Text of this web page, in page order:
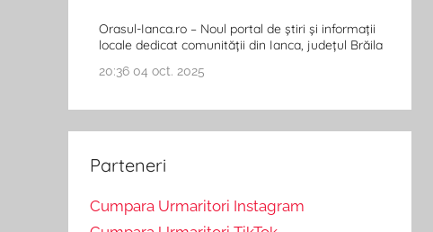
Orasul-Ianca.ro – Noul portal de știri și informații
locale dedicat comunității din Ianca, județul Brăila
20:36 04 oct. 2025
Parteneri
Cumpara Urmaritori Instagram